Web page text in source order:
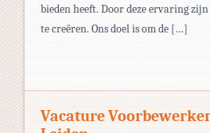
bieden heeft. Door deze ervaring
te creëren. Ons doel is om de […]
Vacature